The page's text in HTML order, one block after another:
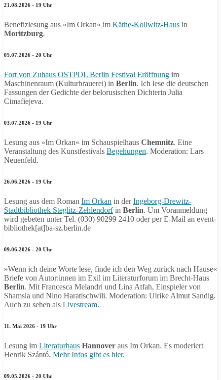
21.08.2026 - 19 Uhr
Benefizlesung aus »Im Orkan« im Käthe-Kollwitz-Haus in
Moritzburg.
05.07.2026 - 20 Uhr
Fort von Zuhaus OSTPOL Berlin Festival Eröffnung im
Maschinenraum (Kulturbrauerei) in Berlin. Ich lese die deutschen
Fassungen der Gedichte der belorusischen Dichterin Julia
Cimafiejeva.
03.07.2026 - 19 Uhr
Lesung aus »Im Orkan« im Schauspielhaus Chemnitz. Eine
Veranstaltung des Kunstfestivals Begehungen. Moderation: Lars
Neuenfeld.
26.06.2026 - 19 Uhr
Lesung aus dem Roman Im Orkan in derIngeborg-Drewitz-
Stadtbibliothek Steglitz-Zehlendorfin Berlin. Um Voranmeldung
wird gebeten unter Tel. (030) 90299 2410 oder per E-Mail an event-
bibliothek[at]ba-sz.berlin.de
09.06.2026 - 20 Uhr
»Wenn ich deine Worte lese, finde ich den Weg zurück nach Hause«
Briefe von Autor:innen im Exil im Literaturforum im Brecht-Haus
Berlin. Mit Francesca Melandri und Lina Atfah, Einspieler von
Shamsia und Nino Haratischwili. Moderation: Ulrike Almut Sandig.
Auch zu sehen als Livestream.
11. Mai 2026 - 19 Uhr
Lesung im Literaturhaus Hannover aus Im Orkan. Es moderiert
Henrik Szántó. Mehr Infos gibt es hier.
09.05.2026 - 20 Uhr